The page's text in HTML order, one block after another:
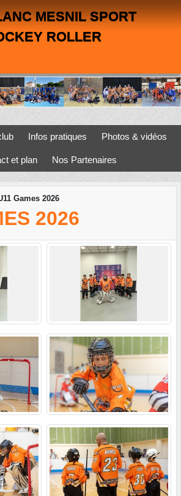
MESNIL SPORT
ROLLER
Infos pratiques Photos & vidéos
et plan Nos Partenaires
Games 2026
2026
cookies